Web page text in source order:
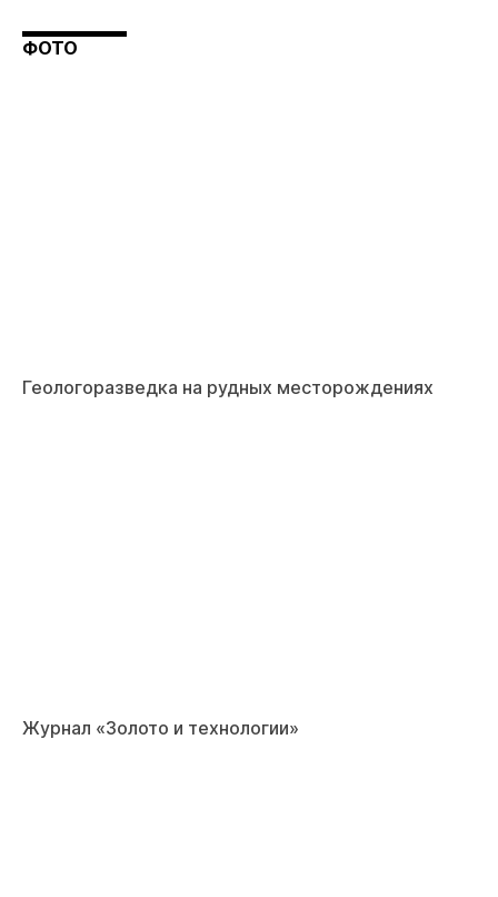
ФОТО
Геологоразведка на рудных месторождениях
Журнал «Золото и технологии»